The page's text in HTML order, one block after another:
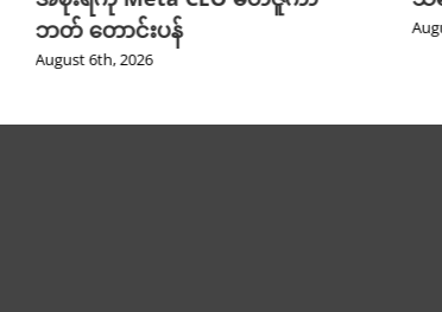
ဘတ် တောင်းပန်
August 6th, 2026